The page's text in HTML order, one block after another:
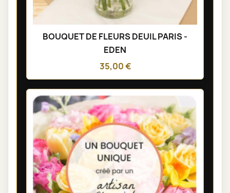
BOUQUET DE FLEURS DEUIL PARIS -
EDEN
35,00 €